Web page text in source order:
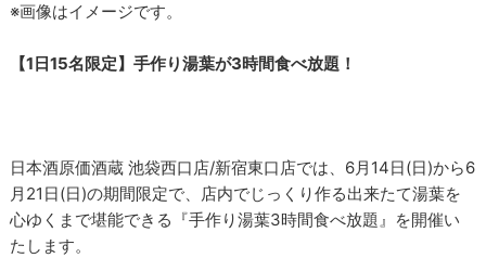
※画像はイメージです。
【1日15名限定】手作り湯葉が3時間食べ放題！
日本酒原価酒蔵 池袋西口店/新宿東口店では、6月14日(日)から6
月21日(日)の期間限定で、店内でじっくり作る出来たて湯葉を
心ゆくまで堪能できる『手作り湯葉3時間食べ放題』を開催い
たします。